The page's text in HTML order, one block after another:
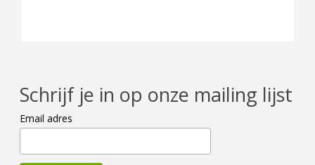
Schrijf je in op onze mailing lijst
Email adres